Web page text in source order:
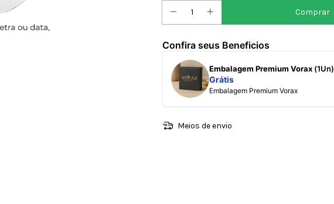
Confira seus Beneficios
Embalagem Premium Vorax (1Un)
Grátis
Embalagem Premium Vorax
Meios de envio